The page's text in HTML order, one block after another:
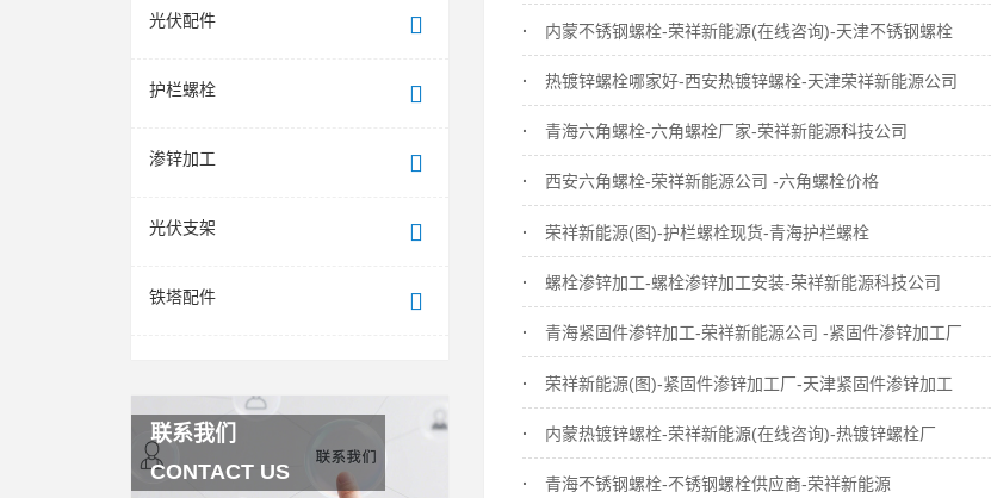
光伏配件
护栏螺栓
渗锌加工
光伏支架
铁塔配件
联系我们
CONTACT US
内蒙不锈钢螺栓-荣祥新能源(在线咨询)-天津不锈钢螺栓
热镀锌螺栓哪家好-西安热镀锌螺栓-天津荣祥新能源公司
青海六角螺栓-六角螺栓厂家-荣祥新能源科技公司
西安六角螺栓-荣祥新能源公司 -六角螺栓价格
荣祥新能源(图)-护栏螺栓现货-青海护栏螺栓
螺栓渗锌加工-螺栓渗锌加工安装-荣祥新能源科技公司
青海紧固件渗锌加工-荣祥新能源公司 -紧固件渗锌加工厂
荣祥新能源(图)-紧固件渗锌加工厂-天津紧固件渗锌加工
内蒙热镀锌螺栓-荣祥新能源(在线咨询)-热镀锌螺栓厂
青海不锈钢螺栓-不锈钢螺栓供应商-荣祥新能源